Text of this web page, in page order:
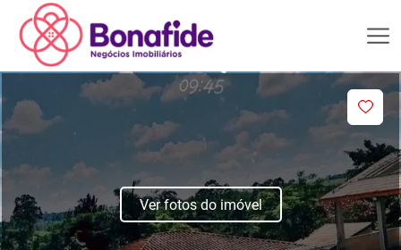
Ver fotos do imóvel